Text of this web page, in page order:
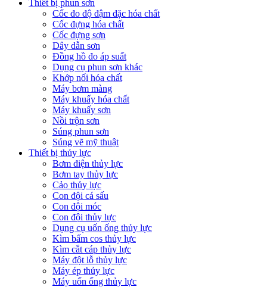
Thiết bị phun sơn
Cốc đo độ đậm đặc hóa chất
Cốc đựng hóa chất
Cốc đựng sơn
Dây dẫn sơn
Đồng hồ đo áp suất
Dụng cụ phun sơn khác
Khớp nối hóa chất
Máy bơm màng
Máy khuấy hóa chất
Máy khuấy sơn
Nồi trộn sơn
Súng phun sơn
Súng vẽ mỹ thuật
Thiết bị thủy lực
Bơm điện thủy lực
Bơm tay thủy lực
Cảo thủy lực
Con đội cá sấu
Con đội móc
Con đội thủy lực
Dụng cụ uốn ống thủy lực
Kìm bấm cos thủy lực
Kìm cắt cáp thủy lực
Máy đột lỗ thủy lực
Máy ép thủy lực
Máy uốn ống thủy lực